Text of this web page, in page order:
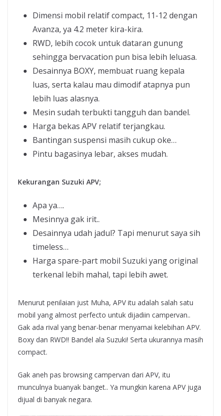
Dimensi mobil relatif compact, 11-12 dengan
Avanza, ya 4.2 meter kira-kira.
RWD, lebih cocok untuk dataran gunung
sehingga bervacation pun bisa lebih leluasa.
Desainnya BOXY, membuat ruang kepala
luas, serta kalau mau dimodif atapnya pun
lebih luas alasnya.
Mesin sudah terbukti tangguh dan bandel.
Harga bekas APV relatif terjangkau.
Bantingan suspensi masih cukup oke…
Pintu bagasinya lebar, akses mudah.
Kekurangan Suzuki APV;
Apa ya….
Mesinnya gak irit..
Desainnya udah jadul? Tapi menurut saya sih
timeless…
Harga spare-part mobil Suzuki yang original
terkenal lebih mahal, tapi lebih awet.
Menurut penilaian just Muha, APV itu adalah salah satu
mobil yang almost perfecto untuk dijadiin campervan..
Gak ada rival yang benar-benar menyamai kelebihan APV.
Boxy dan RWD!! Bandel ala Suzuki! Serta ukurannya masih
compact.
Gak aneh pas browsing campervan dari APV, itu
munculnya buanyak banget.. Ya mungkin karena APV juga
dijual di banyak negara.